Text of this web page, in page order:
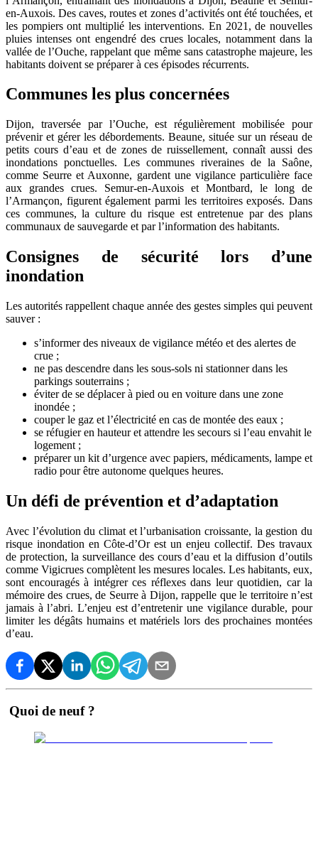
en-Auxois. Des caves, routes et zones d’activités ont été touchées, et
les pompiers ont multiplié les interventions. En 2021, de nouvelles
pluies intenses ont engendré des crues locales, notamment dans la
vallée de l’Ouche, rappelant que même sans catastrophe majeure, les
habitants doivent se préparer à ces épisodes récurrents.
Communes les plus concernées
Dijon, traversée par l’Ouche, est régulièrement mobilisée pour
prévenir et gérer les débordements. Beaune, située sur un réseau de
petits cours d’eau et de zones de ruissellement, connaît aussi des
inondations ponctuelles. Les communes riveraines de la Saône,
comme Seurre et Auxonne, gardent une vigilance particulière face
aux grandes crues. Semur-en-Auxois et Montbard, le long de
l’Armançon, figurent également parmi les territoires exposés. Dans
ces communes, la culture du risque est entretenue par des plans
communaux de sauvegarde et par l’information des habitants.
Consignes de sécurité lors d’une
inondation
Les autorités rappellent chaque année des gestes simples qui peuvent
sauver :
s’informer des niveaux de vigilance météo et des alertes de
crue ;
ne pas descendre dans les sous-sols ni stationner dans les
parkings souterrains ;
éviter de se déplacer à pied ou en voiture dans une zone
inondée ;
couper le gaz et l’électricité en cas de montée des eaux ;
se réfugier en hauteur et attendre les secours si l’eau envahit le
logement ;
préparer un kit d’urgence avec papiers, médicaments, lampe et
radio pour être autonome quelques heures.
Un défi de prévention et d’adaptation
Avec l’évolution du climat et l’urbanisation croissante, la gestion du
risque inondation en Côte-d’Or est un enjeu collectif. Des travaux
de protection, la surveillance des cours d’eau et la diffusion d’outils
comme Vigicrues complètent les mesures locales. Les habitants, eux,
sont encouragés à intégrer ces réflexes dans leur quotidien, car la
mémoire des crues, de Seurre à Dijon, rappelle que le territoire n’est
jamais à l’abri. L’enjeu est d’entretenir une vigilance durable, pour
limiter les dégâts humains et matériels lors des prochaines montées
d’eau.
Quoi de neuf ?